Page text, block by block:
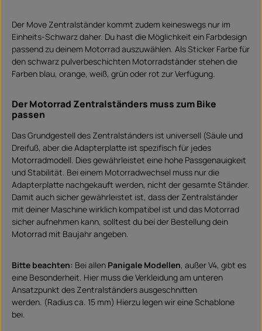
Der Move Zentralständer kommt zudem keineswegs nur im
Einheits-Schwarz daher. Du hast die Möglichkeit ein Farbdesign
passend zu deinem Motorrad auszuwählen. Als Sticker Farbe für
den schwarz pulverbeschichten Motorradständer stehen die
Farben blau, orange, weiß, grün oder rot zur Verfügung.
Der Motorrad Zentralständers muss zum Bike
passen
Das Grundgestell des Zentralständers ist universell (Säule und
Dreifuß, aber die Adapterplatte ist spezifisch für jedes
Motorradmodell. Dies gewährleistet eine hohe Passgenauigkeit
und Stabilität. Bei einem Motorradwechsel muss nur die
Adapterplatte nachgekauft werden, nicht der gesamte Ständer.
Damit auch sicher gewährleistet ist, dass der Zentralständer
mit deiner Maschine wirklich kompatibel ist und das Motorrad
sicher aufnehmen kann, solltest du bei der Bestellung dein
Motorrad mit Baujahr angeben.
Bitte beachten: Bei allen Panigale Modellen, außer V4, gibt es
eine Besonderheit. Hier muss die Verkleidung am unteren
Ansatzpunkt des Zentralständers ausgeschnitten
werden. (Radius ca. 15 mm) Hierzu legen wir eine Schablone
bei.